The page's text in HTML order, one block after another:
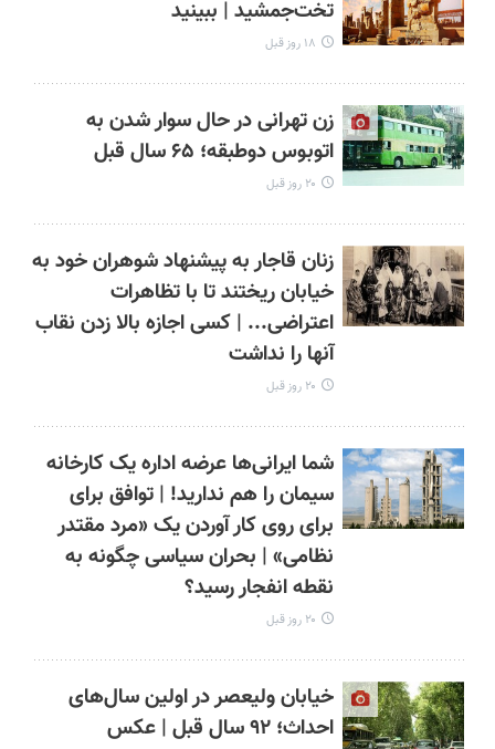
تخت‌جمشید | ببینید
۱۸ روز قبل
زن تهرانی در حال سوار شدن به
اتوبوس دوطبقه؛ ۶۵ سال قبل
۲۰ روز قبل
زنان قاجار به پیشنهاد شوهران خود به
خیابان‌ ریختند تا با تظاهرات
اعتراضی... | کسی اجازه بالا زدن نقاب
آنها را نداشت
۲۰ روز قبل
شما ایرانی‌ها عرضه اداره یک کارخانه
سیمان را هم ندارید! | توافق برای
برای روی کار آوردن یک «مرد مقتدر
نظامی» | بحران سیاسی چگونه به
نقطه انفجار رسید؟
۲۰ روز قبل
خیابان ولیعصر در اولین سال‌های
احداث؛ ۹۲ سال قبل | عکس